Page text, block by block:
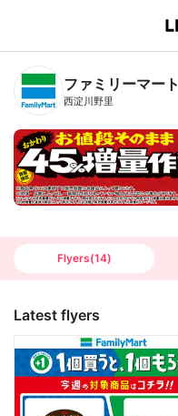
B
n
T
ファミリーマート
西淀川野里
Flyers(14)
Latest flyers